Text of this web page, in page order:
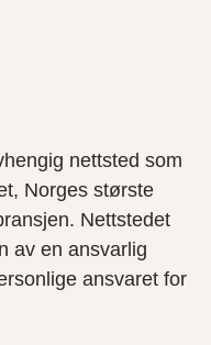
nettsted som
Norges største
Nettstedet
av en ansvarlig
ansvaret for